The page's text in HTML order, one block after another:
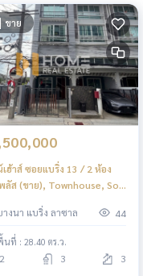
ขาย
ฮ้าส์ ซอยแบริ่ง 13 / 2 ห้อง
ลัส (ขาย), Townhouse, Soi
DA107
างนา แบริ่ง ลาซาล 44
นที่ : 28.40 ตร.ว.
2 3 3